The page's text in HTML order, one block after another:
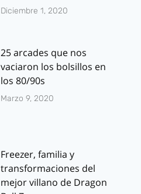
Diciembre 1, 2020
25 arcades que nos
vaciaron los bolsillos en
los 80/90s
Marzo 9, 2020
Freezer, familia y
transformaciones del
mejor villano de Dragon